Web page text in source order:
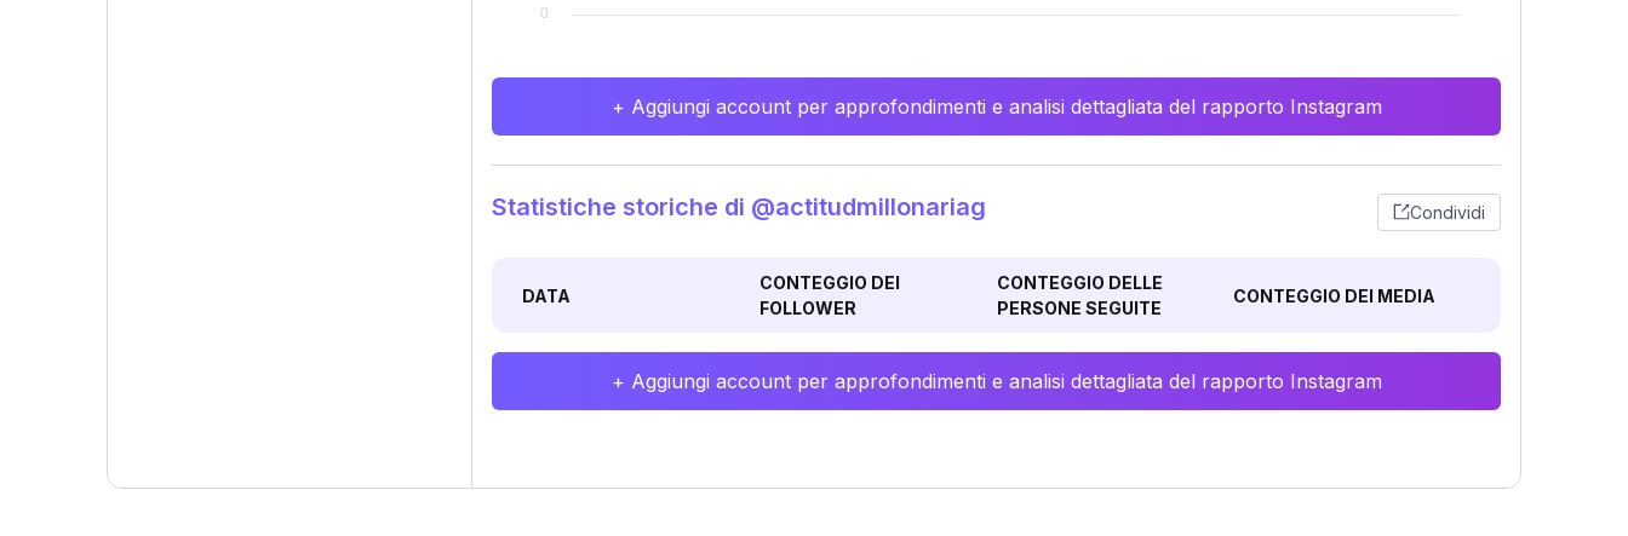
+ Aggiungi account per approfondimenti e analisi dettagliata del rapporto Instagram
Statistiche storiche di @actitudmillonariag Condividi
DATA
CONTEGGIO DEI
FOLLOWER
CONTEGGIO DELLE
PERSONE SEGUITE
CONTEGGIO DEI MEDIA
+ Aggiungi account per approfondimenti e analisi dettagliata del rapporto Instagram